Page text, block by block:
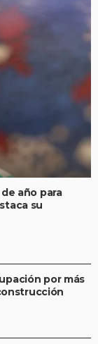
año para
su
por más